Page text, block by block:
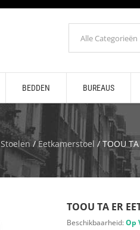
BEDDEN BUREAUS
Stoelen/Eetkamerstoel / TOOU
TOOU TA ER
Beschikbaarheid:Op